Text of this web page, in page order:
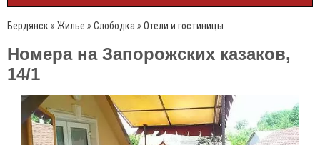
Бердянск » Жилье » Слободка » Отели и гостиницы
Номера на Запорожских казаков,
14/1